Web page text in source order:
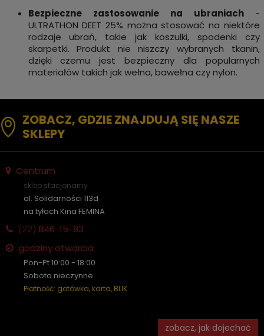
Bezpieczne zastosowanie na ubraniach -
ULTRATHON DEET 25% można stosować na niektóre
rodzaje ubrań, takie jak koszulki, spodenki czy
skarpetki. Produkt nie niszczy wybranych tkanin,
dzięki czemu jest bezpieczny dla popularnych
materiałów takich jak wełna, bawełna czy nylon.
ZOBACZ, GDZIE ZNAJDUJĄ SIĘ NASZE
SKLEPY
Centrum
sklep stacjonarny
al. Solidarności 113d
na tyłach Kina FEMINA
(22) 846-15-83
godziny otwarcia
Pon-Pt 10:00 - 18:00
Sobota nieczynne
Płatność: gotówka, karta, BLIK
zobacz, jak dojechać